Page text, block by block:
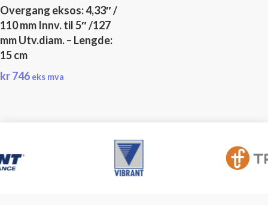
Overgang eksos: 4,33″ /
110 mm Innv. til 5″ /127
mm Utv.diam. – Lengde:
15 cm
kr746 eks mva